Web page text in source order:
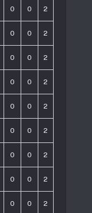
0 0 2
0 0 2
0 0 2
0 0 2
0 0 2
0 0 2
0 0 2
0 0 2
0 0 2